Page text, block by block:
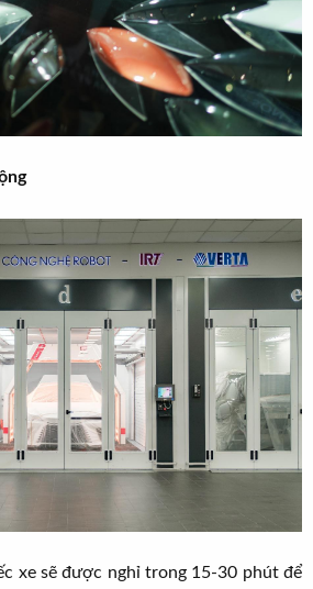
xe sẽ được nghỉ trong 15-30 phút để